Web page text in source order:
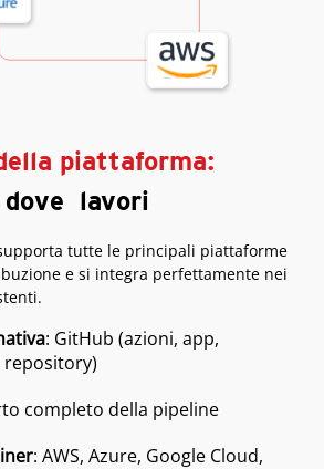
piattaforma:
dove lavori
tutte le principali piattaforme
e si integra perfettamente nei
: GitHub (azioni, app,
completo della pipeline
: AWS, Azure, Google Cloud,